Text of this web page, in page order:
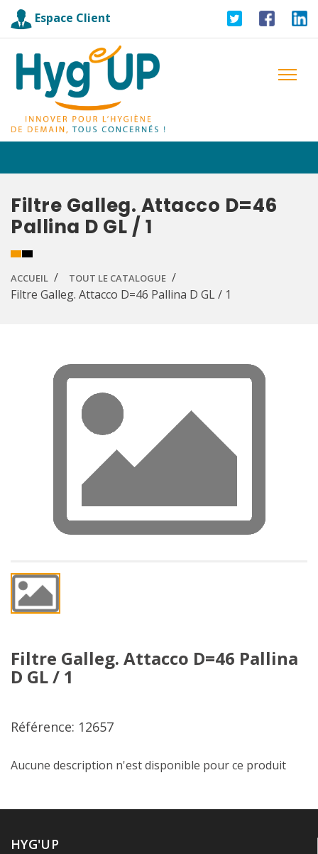
Espace Client
Filtre Galleg. Attacco D=46
Pallina D GL / 1
ACCUEIL TOUT LE CATALOGUE
Filtre Galleg. Attacco D=46 Pallina D GL / 1
Filtre Galleg. Attacco D=46 Pallina
D GL / 1
Référence: 12657
Aucune description n'est disponible pour ce produit
HYG'UP